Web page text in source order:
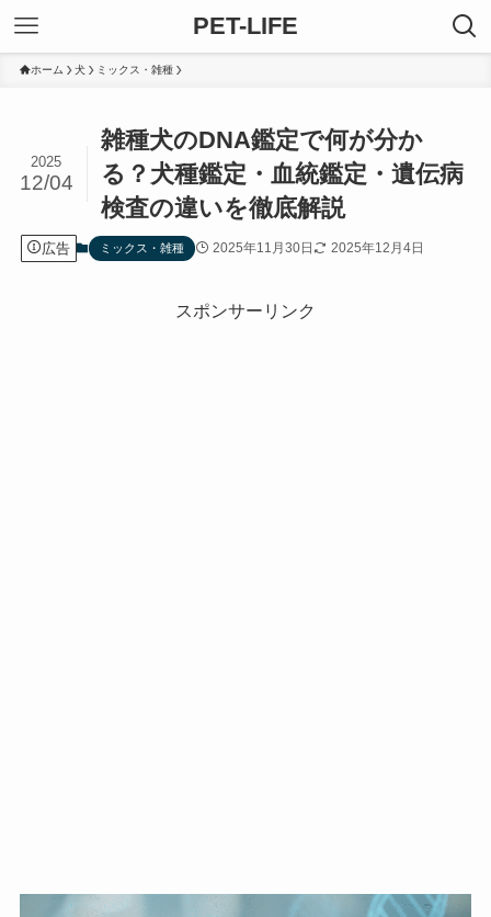
PET-LIFE
ホーム 犬 ミックス・雑種
雑種犬のDNA鑑定で何が分か
る？犬種鑑定・血統鑑定・遺伝病
検査の違いを徹底解説
2025
12/04
広告 ミックス・雑種 2025年11月30日 2025年12月4日
スポンサーリンク